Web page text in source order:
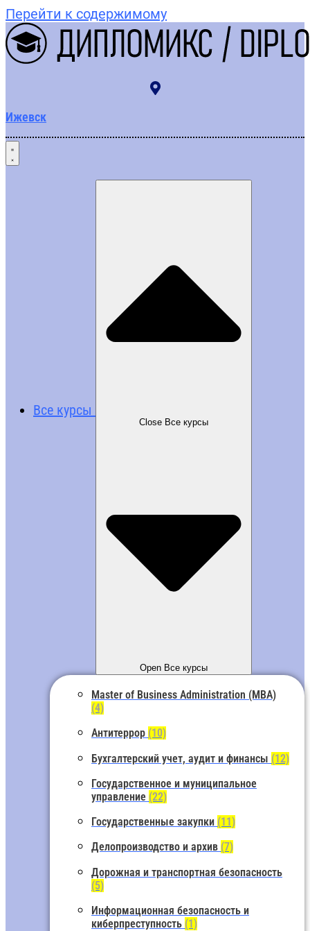
Перейти к содержимому
Ижевск
Все курсы
Close Все курсы
Open Все курсы
Master of Business Administration (MBA)
(4)
Антитеррор (10)
Бухгалтерский учет, аудит и финансы (12)
Государственное и муниципальное
управление (22)
Государственные закупки (11)
Делопроизводство и архив (7)
Дорожная и транспортная безопасность
(5)
Информационная безопасность и
киберпреступность (1)